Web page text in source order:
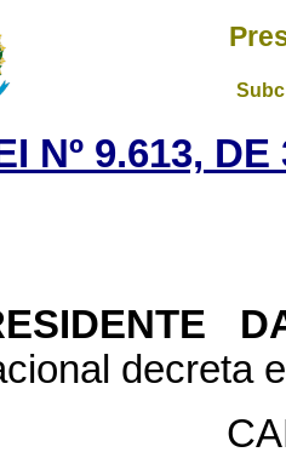
Nº 9.613,
decreta